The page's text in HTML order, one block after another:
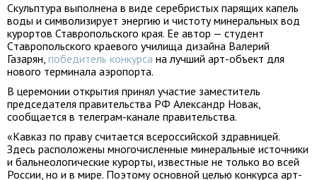
Скульптура выполнена в виде серебристых парящих капель
воды и символизирует энергию и чистоту минеральных вод
курортов Ставропольского края. Ее автор — студент
Cтавропольского краевого училища дизайна Валерий
Газарян, победитель конкурса на лучший арт-объект для
нового терминала аэропорта.
В церемонии открытия принял участие заместитель
председателя правительства РФ Александр Новак,
сообщается в телеграм-канале правительства.
«Кавказ по праву считается всероссийской здравницей.
Здесь расположены многочисленные минеральные источники
и бальнеологические курорты, известные не только во всей
России, но и в мире. Поэтому основной целью конкурса арт-